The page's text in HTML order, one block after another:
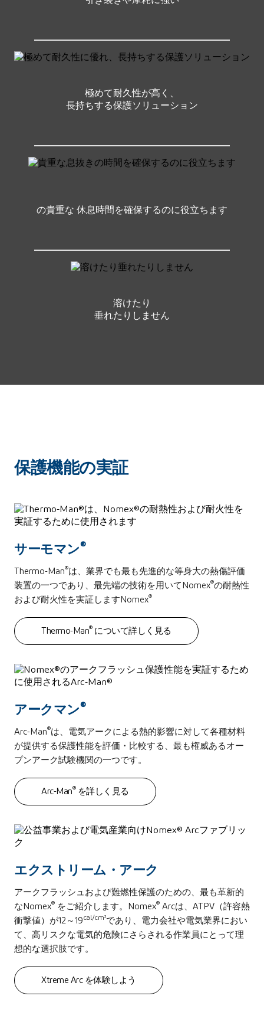
極めて耐久性が高く、
長持ちする保護ソリューション
の貴重な 休息時間を確保するのに役立ちます
溶けたり
垂れたりしません
保護機能の実証
サーモマン®
Thermo-Man®は、業界でも最も先進的な等身大の熱傷評価
装置の一つであり、最先端の技術を用いてNomex®の耐熱性
および耐火性を実証しますNomex®
Thermo-Man® について詳しく見る
アークマン®
Arc-Man®は、電気アークによる熱的影響に対して各種材料
が提供する保護性能を評価・比較する、最も権威あるオー
プンアーク試験機関の一つです。
Arc-Man® を詳しく見る
エクストリーム・アーク
アークフラッシュおよび難燃性保護のための、最も革新的
なNomex® をご紹介します。Nomex® Arcは、ATPV（許容熱
衝撃値）が12～19cal/cm²であり、電力会社や電気業界におい
て、高リスクな電気的危険にさらされる作業員にとって理
想的な選択肢です。
Xtreme Arc を体験しよう